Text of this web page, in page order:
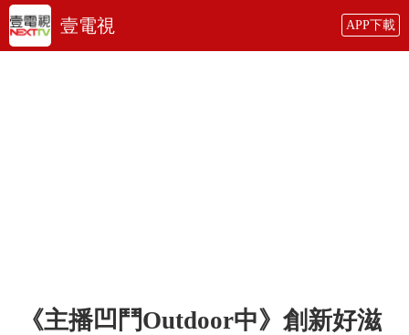
壹電視 APP下載
《主播凹鬥Outdoor中》創新好滋